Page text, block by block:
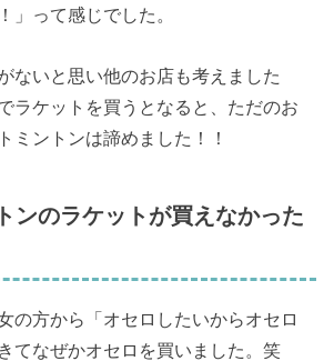
」って感じでした。
ないと思い他のお店も考えました
ラケットを買うとなると、ただのお
ミントンは諦めました！！
ンのラケットが買えなかった
の方から「オセロしたいからオセロ
てなぜかオセロを買いました。笑